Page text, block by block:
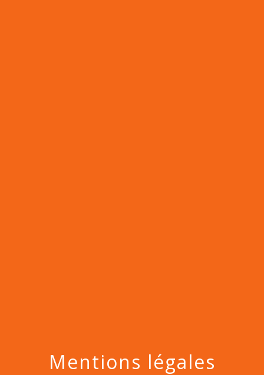
Mentions légales